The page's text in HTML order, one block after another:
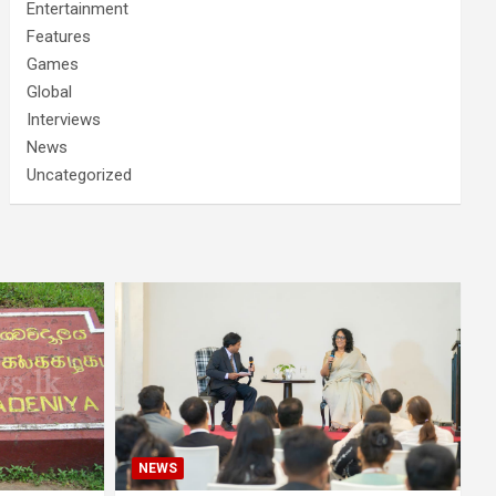
Entertainment
Features
Games
Global
Interviews
News
Uncategorized
NEWS